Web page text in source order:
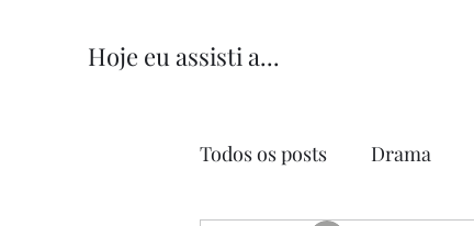
Hoje eu assisti a...
Todos os posts Drama